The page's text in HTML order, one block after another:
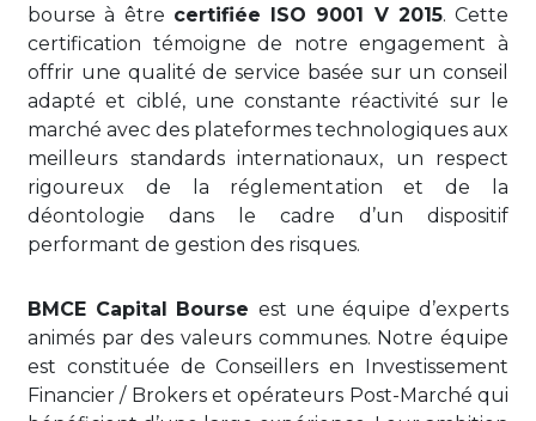
bourse à être certifiée ISO 9001 V 2015. Cette
certification témoigne de notre engagement à
offrir une qualité de service basée sur un conseil
adapté et ciblé, une constante réactivité sur le
marché avec des plateformes technologiques aux
meilleurs standards internationaux, un respect
rigoureux de la réglementation et de la
déontologie dans le cadre d’un dispositif
performant de gestion des risques.
BMCE Capital Bourse est une équipe d’experts
animés par des valeurs communes. Notre équipe
est constituée de Conseillers en Investissement
Financier / Brokers et opérateurs Post-Marché qui